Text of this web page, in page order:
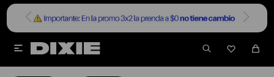


MEDIAS HOMBRE